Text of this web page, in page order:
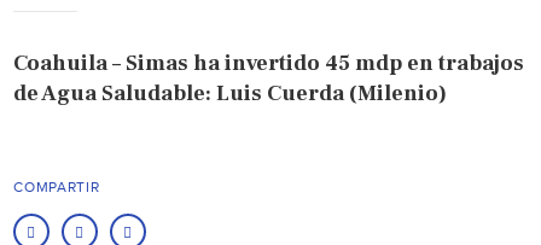
Coahuila – Simas ha invertido 45 mdp en trabajos
de Agua Saludable: Luis Cuerda (Milenio)
COMPARTIR